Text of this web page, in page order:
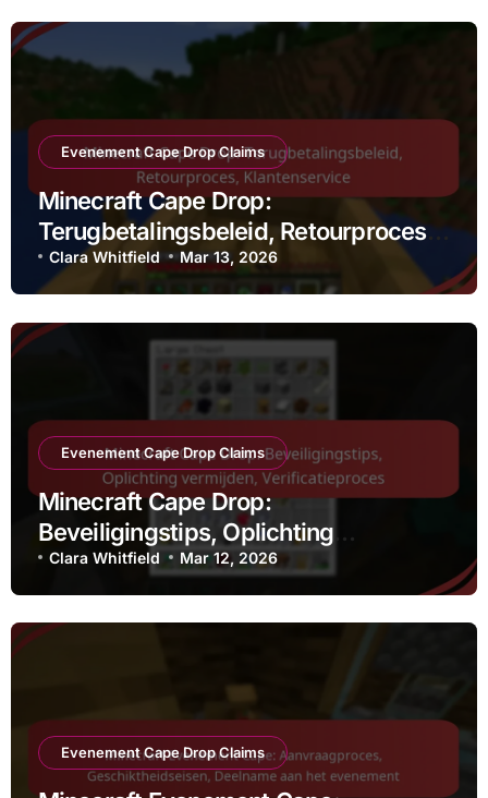
Evenement Cape Drop Claims
Minecraft Cape Drop:
Terugbetalingsbeleid, Retourproces,
Klantenservice
Clara Whitfield Mar 13, 2026
Evenement Cape Drop Claims
Minecraft Cape Drop:
Beveiligingstips, Oplichting
vermijden, Verificatieproces
Clara Whitfield Mar 12, 2026
Evenement Cape Drop Claims